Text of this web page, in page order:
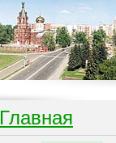
Главная